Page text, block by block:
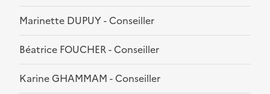
Marinette DUPUY - Conseiller
Béatrice FOUCHER - Conseiller
Karine GHAMMAM - Conseiller